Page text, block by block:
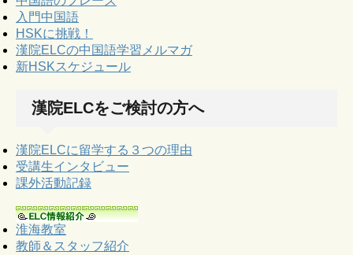
入門中国語
HSKに挑戦！
漢院ELCの中国語学習メルマガ
新HSKスケジュール
漢院ELCをご検討の方へ
漢院ELCに留学する３つの理由
受講生インタビュー
課外活動記録
淮海教室
教師＆スタッフ紹介